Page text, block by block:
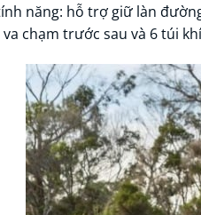
năng: hỗ trợ giữ làn
chạm trước sau và 6 túi